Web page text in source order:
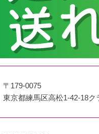
〒179-0075
東京都練馬区高松1-42-18